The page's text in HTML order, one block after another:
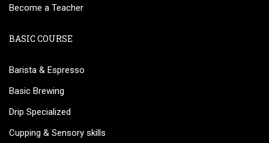
Become a Teacher
BASIC COURSE
Barista & Espresso
Basic Brewing
Drip Specialized
Cupping & Sensory skills